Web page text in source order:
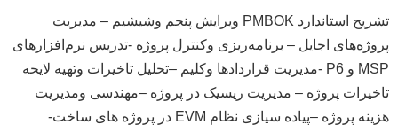
تشریح استاندارد PMBOK ویرایش پنجم وشیشیم – مدیریت
پروژه‌های اجایل – برنامه‌ریزی وکنترل پروژه -تدریس نرم‌افزارهای
MSP و P6 -مدیریت قراردادها وکلیم –تحلیل تاخیرات وتهیه لایحه
تاخیرات پروژه – مدیریت ریسیک در پروژه –مهندسی ومدیریت
هزینه پروژه –پیاده سیازی نظام EVM در پروژه های ساخت-